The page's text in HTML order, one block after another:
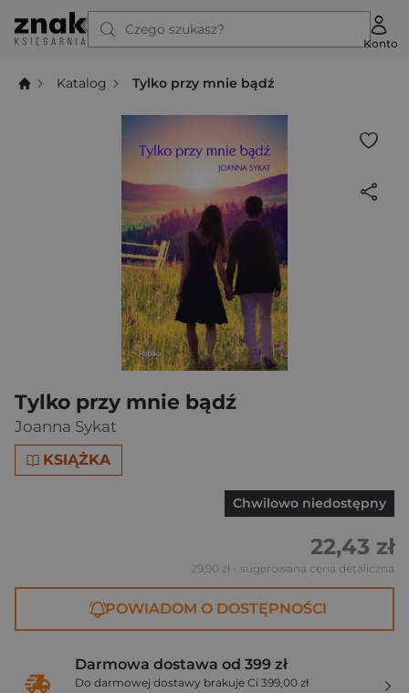
Czego szukasz?
Konto
Katalog Tylko przy mnie bądź
Tylko przy mnie bądź
Joanna Sykat
KSIĄŻKA
Chwilowo niedostępny
22,43 zł
29,90 zł - sugerowana cena detaliczna
POWIADOM O DOSTĘPNOŚCI
Darmowa dostawa od 399 zł
Do darmowej dostawy brakuje Ci 399,00 zł